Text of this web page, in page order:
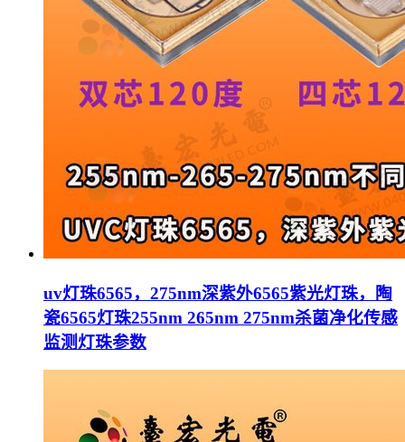
uv灯珠6565，275nm深紫外6565紫光灯珠，陶
瓷6565灯珠255nm 265nm 275nm杀菌净化传感
监测灯珠参数